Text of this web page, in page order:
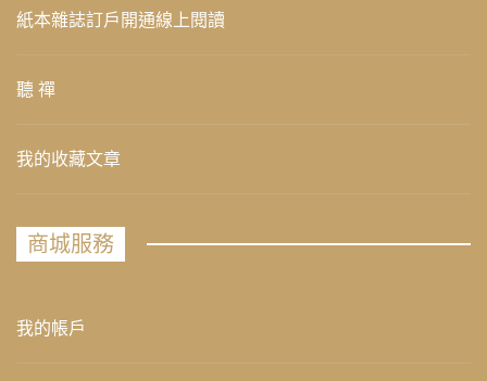
紙本雜誌訂戶開通線上閱讀
聽 禪
我的收藏文章
商城服務
我的帳戶